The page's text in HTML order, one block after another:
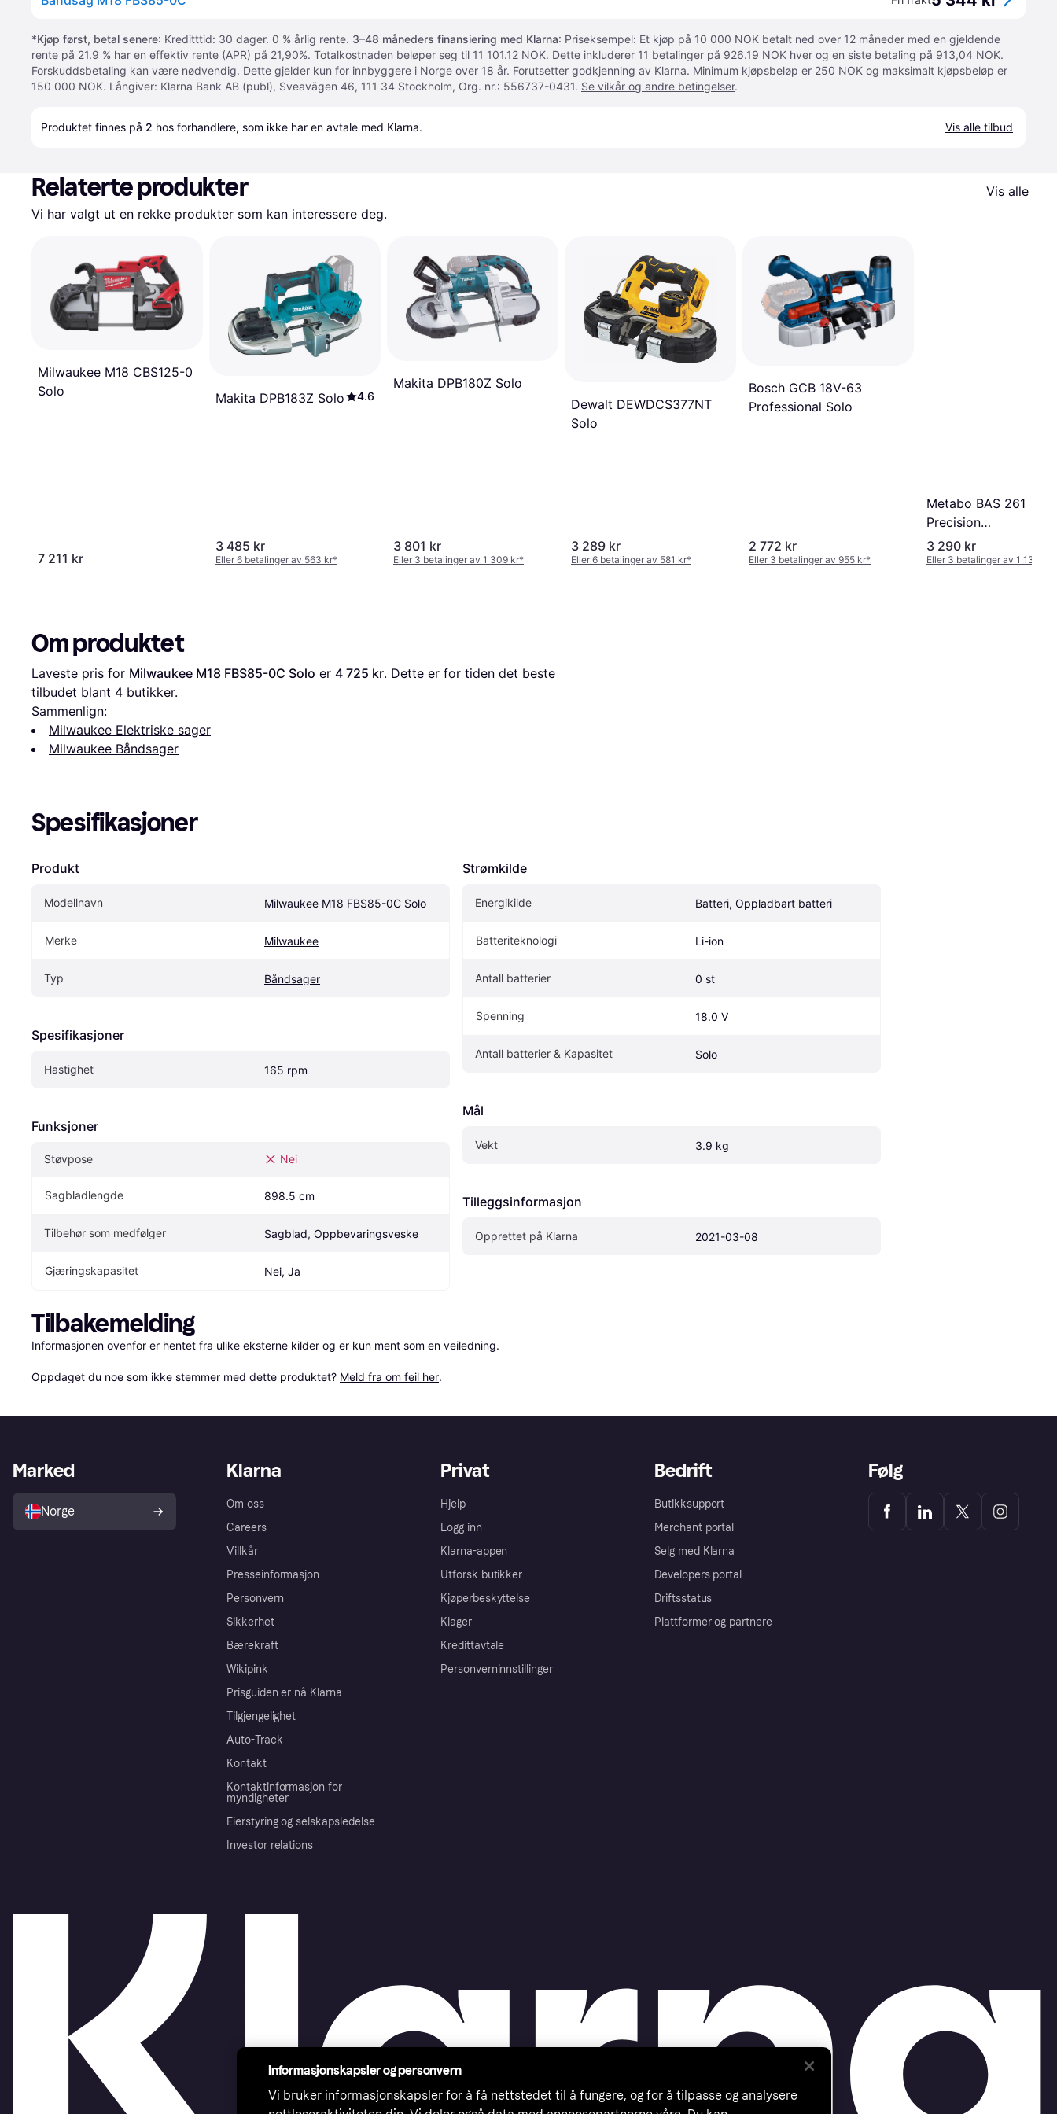
*Kjøp først, betal senere: Kreditttid: 30 dager. 0 % årlig rente. 3–48 måneders finansiering med Klarna: Priseksempel: Et kjøp på 10 000 NOK betalt ned over 12 måneder med en gjeldende
rente på 21.9 % har en effektiv rente (APR) på 21,90%. Totalkostnaden beløper seg til 11 101.12 NOK. Dette inkluderer 11 betalinger på 926.19 NOK hver og en siste betaling på 913,04 NOK.
Forskuddsbetaling kan være nødvendig. Dette gjelder kun for innbyggere i Norge over 18 år. Forutsetter godkjenning av Klarna. Minimum kjøpsbeløp er 250 NOK og maksimalt kjøpsbeløp er
150 000 NOK. Långiver: Klarna Bank AB (publ), Sveavägen 46, 111 34 Stockholm, Org. nr.: 556737-0431. Se vilkår og andre betingelser.
Produktet finnes på 2 hos forhandlere, som ikke har en avtale med Klarna. Vis alle tilbud
Relaterte produkter
Vis alle
Vi har valgt ut en rekke produkter som kan interessere deg.
Milwaukee M18 CBS125-0
Solo
7 211 kr
Makita DPB183Z Solo 4.6
3 485 kr
Eller 6 betalinger av 563 kr*
Makita DPB180Z Solo
3 801 kr
Eller 3 betalinger av 1 309 kr*
Dewalt DEWDCS377NT
Solo
3 289 kr
Eller 6 betalinger av 581 kr*
Bosch GCB 18V-63
Professional Solo
2 772 kr
Eller 3 betalinger av 955 kr*
Metabo BAS 261
Precision
(619008000)
3 290 kr
Eller 3 betalinger av 1 133 kr
Om produktet
Laveste pris for Milwaukee M18 FBS85-0C Solo er 4 725 kr. Dette er for tiden det beste
tilbudet blant 4 butikker.
Sammenlign:
Milwaukee Elektriske sager
Milwaukee Båndsager
Spesifikasjoner
Produkt
Modellnavn Milwaukee M18 FBS85-0C Solo
Merke Milwaukee
Typ Båndsager
Spesifikasjoner
Hastighet 165 rpm
Funksjoner
Støvpose Nei
Sagbladlengde 898.5 cm
Tilbehør som medfølger Sagblad, Oppbevaringsveske
Gjæringskapasitet Nei, Ja
Strømkilde
Energikilde Batteri, Oppladbart batteri
Batteriteknologi Li-ion
Antall batterier 0 st
Spenning 18.0 V
Antall batterier & Kapasitet Solo
Mål
Vekt 3.9 kg
Tilleggsinformasjon
Opprettet på Klarna 2021-03-08
Tilbakemelding
Informasjonen ovenfor er hentet fra ulike eksterne kilder og er kun ment som en veiledning.
Oppdaget du noe som ikke stemmer med dette produktet? Meld fra om feil her.
Klarna
Om oss
Careers
Villkår
Presseinformasjon
Personvern
Sikkerhet
Bærekraft
Wikipink
Prisguiden er nå Klarna
Tilgjengelighet
Auto-Track
Kontakt
Kontaktinformasjon for
myndigheter
Eierstyring og selskapsledelse
Investor relations
Privat
Hjelp
Logg inn
Klarna-appen
Utforsk butikker
Kjøperbeskyttelse
Klager
Kredittavtale
Personverninnstillinger
Bedrift
Butikksupport
Merchant portal
Selg med Klarna
Developers portal
Driftsstatus
Plattformer og partnere
Marked
Norge
Følg
Informasjonskapsler og personvern
Vi bruker informasjonskapsler for å få nettstedet til å fungere, og for å tilpasse og analysere